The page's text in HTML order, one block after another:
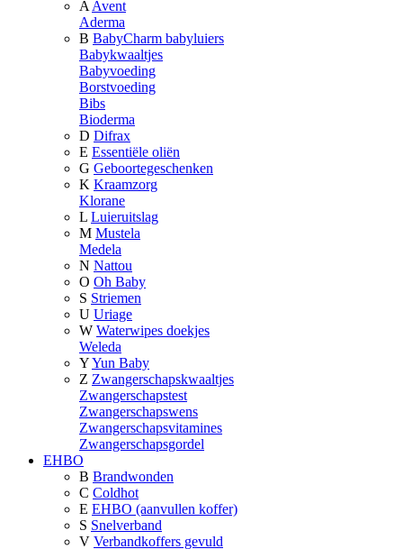
A Avent
Aderma
B BabyCharm babyluiers
Babykwaaltjes
Babyvoeding
Borstvoeding
Bibs
Bioderma
D Difrax
E Essentiële oliën
G Geboortegeschenken
K Kraamzorg
Klorane
L Luieruitslag
M Mustela
Medela
N Nattou
O Oh Baby
S Striemen
U Uriage
W Waterwipes doekjes
Weleda
YYun Baby
Z Zwangerschapskwaaltjes
Zwangerschapstest
Zwangerschapswens
Zwangerschapsvitamines
Zwangerschapsgordel
EHBO
B Brandwonden
C Coldhot
E EHBO (aanvullen koffer)
S Snelverband
V Verbandkoffers gevuld